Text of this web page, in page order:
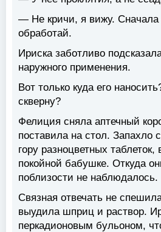
— Не кричи, я вижу. Сначала
обработай.
Ириска заботливо
наружного применения.
Вот только куда его
скверну?
Фелиция сняла аптечный
поставила на стол. Запахло
гору разноцветных
покойной бабушке. Откуда
поблизости не наблюдалось.
Связная отвечать не
выудила шприц и раствор.
перкадионовым бульоном,